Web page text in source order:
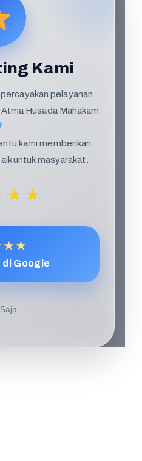
Kami
pelayanan
Husada Mahakam
kami memberikan
untuk masyarakat.
di Google